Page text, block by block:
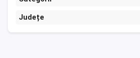
Județe